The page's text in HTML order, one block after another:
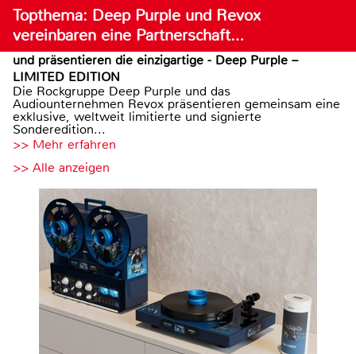
Topthema: Deep Purple und Revox
vereinbaren eine Partnerschaft…
und präsentieren die einzigartige - Deep Purple –
LIMITED EDITION
Die Rockgruppe Deep Purple und das
Audiounternehmen Revox präsentieren gemeinsam eine
exklusive, weltweit limitierte und signierte
Sonderedition...
>> Mehr erfahren
>> Alle anzeigen